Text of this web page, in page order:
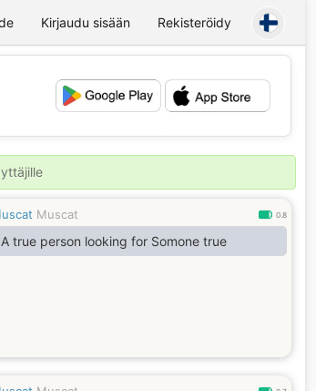
Kirjaudu sisään Rekisteröidy
💕
Muscat 0.8
A true person looking for Somone true